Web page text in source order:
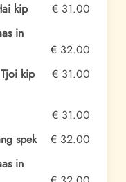
kip
€ 31.00
in
€ 32.00
kip
€ 31.00
€ 31.00
spek
€ 32.00
in